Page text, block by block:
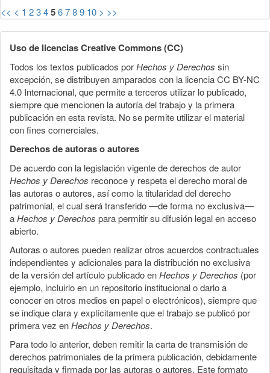
<< < 1 23456789 10 > >>
Uso de licencias Creative Commons (CC)
Todos los textos publicados porHechos y Derechos sin
excepción, se distribuyen amparados con la licencia CC BY-NC
4.0 Internacional, que permite a terceros utilizar lo publicado,
siempre que mencionen la autoría del trabajo y la primera
publicación en esta revista. No se permite utilizar el material
con fines comerciales.
Derechos de autoras o autores
De acuerdo con la legislación vigente de derechos de autor
Hechos y Derechos reconoce y respeta el derecho moral de
las autoras o autores, así como la titularidad del derecho
patrimonial, el cual será transferido —de forma no exclusiva—
aHechos y Derechos para permitir su difusión legal en acceso
abierto.
Autoras o autores pueden realizar otros acuerdos contractuales
independientes y adicionales para la distribución no exclusiva
de la versión del artículo publicado enHechos y Derechos (por
ejemplo, incluirlo en un repositorio institucional o darlo a
conocer en otros medios en papel o electrónicos), siempre que
se indique clara y explícitamente que el trabajo se publicó por
primera vez enHechos y Derechos.
Para todo lo anterior, deben remitir la carta de transmisión de
derechos patrimoniales de la primera publicación, debidamente
requisitada y firmada por las autoras o autores. Este formato